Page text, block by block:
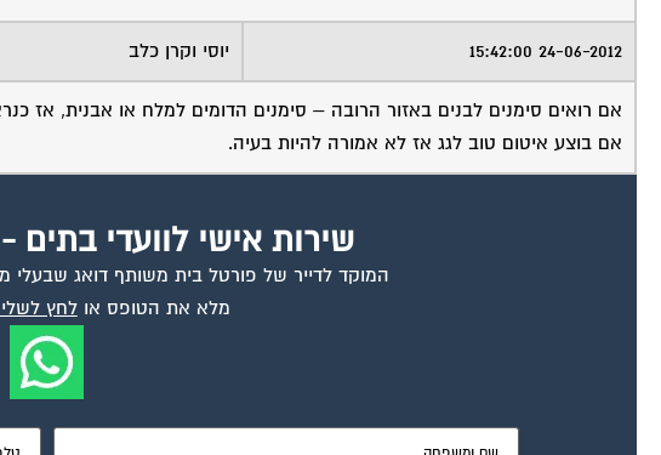
24-06-2012 15:42:00 יוסי וקרן כלב
אם רואים סימנים לבנים באזור הרובה – סימנים הדומים למלח או אבנית, אז
אם בוצע איטום טוב לגג אז לא אמורה להיות בעיה.
שירות אישי לוועדי בתים
המוקד לדייר של פורטל בית משותף דואג שבעלי
מלא את הטופס אולחץ